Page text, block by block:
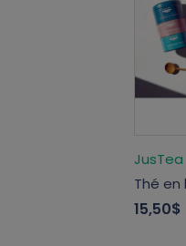
JusTea
Thé
15,50$